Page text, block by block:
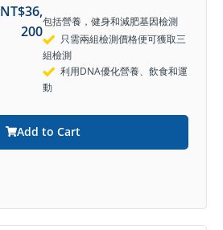
NT$36,
200
包括營養，健身和減肥基因檢測
只需兩組檢測價格便可獲取三
組檢測
利用DNA優化營養、飲食和運
動
Add to Cart